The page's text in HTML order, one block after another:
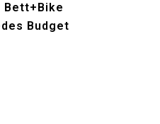
Bett+Bike
Budget